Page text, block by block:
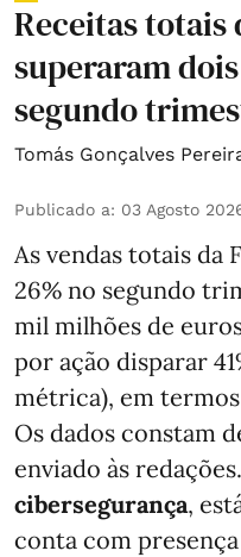
Receitas totais
superaram
segundo
Tomás Gonçalves
Publicado a: 03 Agosto
As vendas totais da
26% no segundo
mil milhões de
por ação disparar
métrica), em
Os dados constam
enviado às
cibersegurança,
conta com